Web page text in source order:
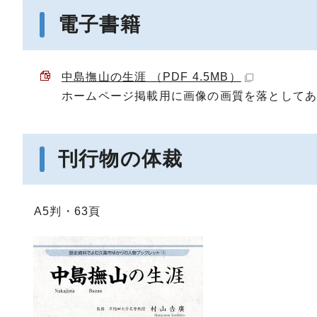
電子書籍
中島撫山の生涯 （PDF 4.5MB）
ホームページ掲載用に画像の画質を落としてあ
刊行物の体裁
A5判・63頁